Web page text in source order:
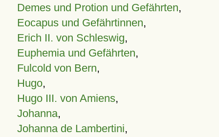
Demes und Protion und Gefährten,
Eocapus und Gefährtinnen,
Erich II. von Schleswig,
Euphemia und Gefährten,
Fulcold von Bern,
Hugo,
Hugo III. von Amiens,
Johanna,
Johanna de Lambertini,